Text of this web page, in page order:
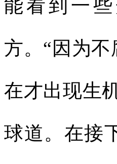
能看到一
方。“因为
在才出现生
球道。在接